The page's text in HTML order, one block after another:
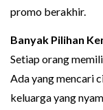
promo berakhir.
Banyak Pilihan
Setiap orang
Ada yang mencari
keluarga yang